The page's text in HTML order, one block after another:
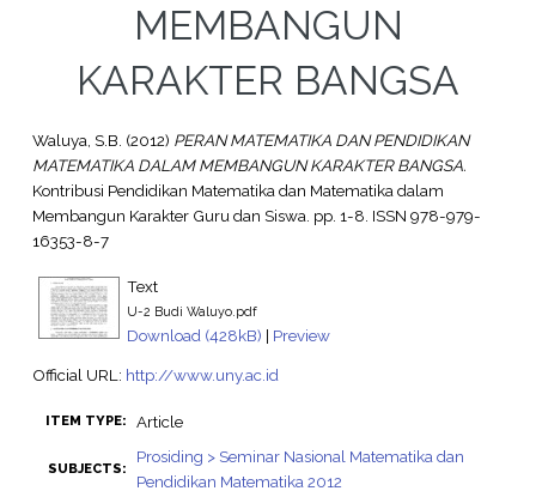
MEMBANGUN
KARAKTER BANGSA
Waluya, S.B. (2012) PERAN MATEMATIKA DAN PENDIDIKAN
MATEMATIKA DALAM MEMBANGUN KARAKTER BANGSA.
Kontribusi Pendidikan Matematika dan Matematika dalam
Membangun Karakter Guru dan Siswa. pp. 1-8. ISSN 978-979-
16353-8-7
Text
U-2 Budi Waluyo.pdf
Download (428kB) | Preview
Official URL: http://www.uny.ac.id
ITEM TYPE: Article
SUBJECTS:
Prosiding > Seminar Nasional Matematika dan
Pendidikan Matematika 2012